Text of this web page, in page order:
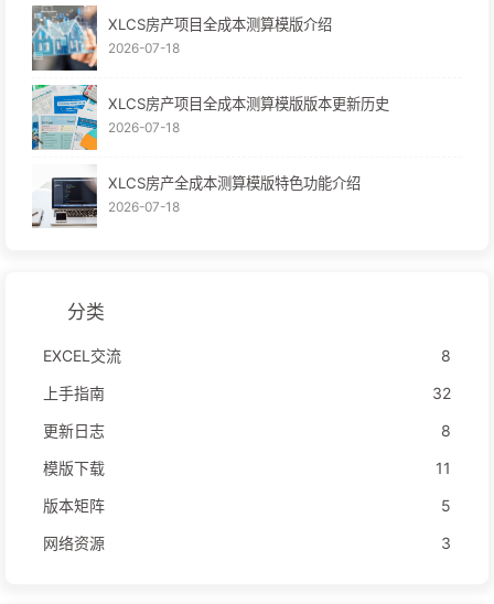
XLCS房产项目全成本测算模版介绍
2026-07-18
XLCS房产项目全成本测算模版版本更新历史
2026-07-18
XLCS房产全成本测算模版特色功能介绍
2026-07-18
分类
EXCEL交流
8
上手指南
32
更新日志
8
模版下载
11
版本矩阵
5
网络资源
3